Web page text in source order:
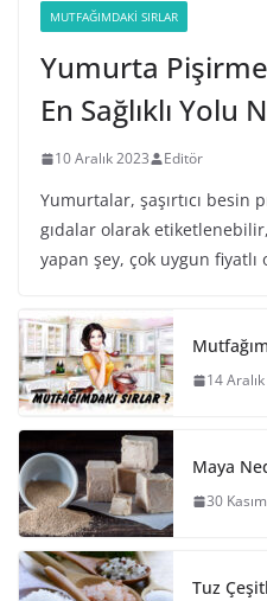
MUTFAĞIMDAKI SIRLAR
Yumurta
En Sağlıklı Yolu
10 Aralık 2023 Editör
Yumurtalar, şaşırtıcı
gıdalar olarak
yapan şey, çok uygun fiyatlı
14
Maya
30
Tuz